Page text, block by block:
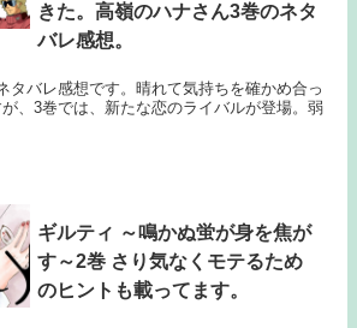
きた。高嶺のハナさん3巻のネタ
バレ感想。
タバレ感想です。晴れて気持ちを確かめ合っ
、3巻では、新たな恋のライバルが登場。弱
ギルティ ～鳴かぬ蛍が身を焦が
す～2巻 さり気なくモテるため
のヒントも載ってます。